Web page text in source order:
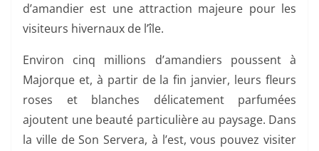
d’amandier est une attraction majeure pour les
visiteurs hivernaux de l’île.
Environ cinq millions d’amandiers poussent à
Majorque et, à partir de la fin janvier, leurs fleurs
roses et blanches délicatement parfumées
ajoutent une beauté particulière au paysage. Dans
la ville de Son Servera, à l’est, vous pouvez visiter